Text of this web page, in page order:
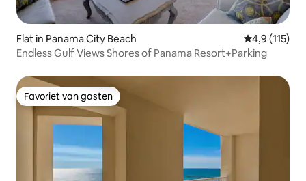
Flat in Panama City Beach Gemiddelde
4,9 (115)
Endless Gulf Views Shores of Panama Resort+Parking
Favoriet van gasten
Favoriet van gasten